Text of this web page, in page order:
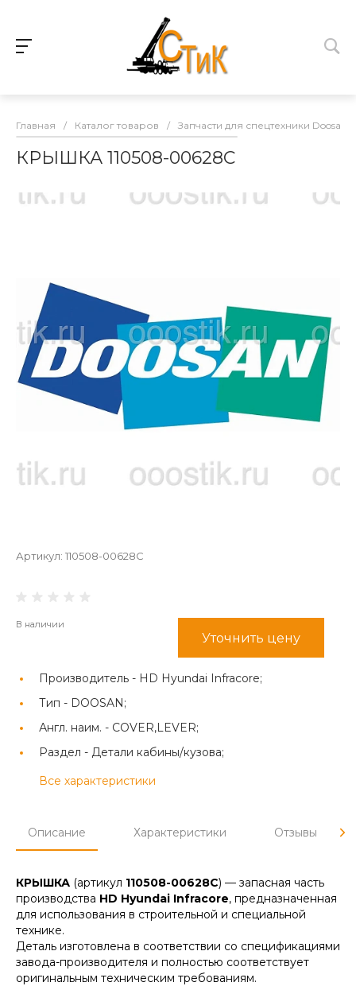
Главная / Каталог товаров / Запчасти для спецтехники Doosan
КРЫШКА 110508-00628C
Артикул: 110508-00628C
В наличии
Уточнить цену
Производитель - HD Hyundai Infracore;
Тип - DOOSAN;
Англ. наим. - COVER,LEVER;
Раздел - Детали кабины/кузова;
Все характеристики
Описание Характеристики Отзывы
КРЫШКА (артикул 110508-00628C) — запасная часть
производства HD Hyundai Infracore, предназначенная
для использования в строительной и специальной
технике.
Деталь изготовлена в соответствии со спецификациями
завода-производителя и полностью соответствует
оригинальным техническим требованиям.